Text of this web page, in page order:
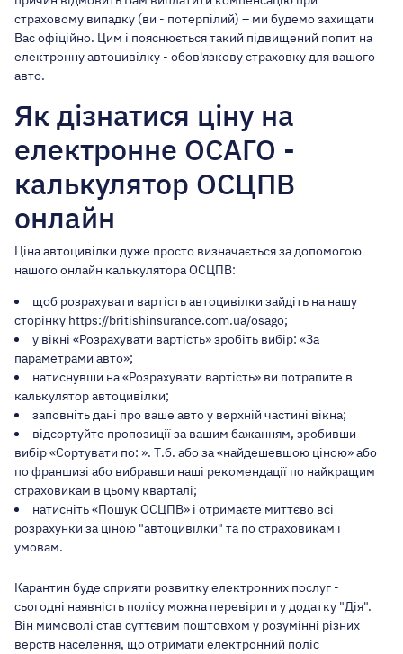
страховому випадку (ви - потерпілий) – ми будемо захищати
Вас офіційно. Цим і пояснюється такий підвищений попит на
електронну автоцивілку - обов'язкову страховку для вашого
авто.
Як дізнатися ціну на
електронне ОСАГО -
калькулятор ОСЦПВ
онлайн
Ціна автоцивілки дуже просто визначається за допомогою
нашого онлайн калькулятора ОСЦПВ:
щоб розрахувати вартість автоцивілки зайдіть на нашу
сторінку https://britishinsurance.com.ua/osago;
у вікні «Розрахувати вартість» зробіть вибір: «За
параметрами авто»;
натиснувши на «Розрахувати вартість» ви потрапите в
калькулятор автоцивілки;
заповніть дані про ваше авто у верхній частині вікна;
відсортуйте пропозиції за вашим бажанням, зробивши
вибір «Сортувати по: ». Т.б. або за «найдешевшою ціною» або
по франшизі або вибравши наші рекомендації по найкращим
страховикам в цьому кварталі;
натисніть «Пошук ОСЦПВ» і отримаєте миттєво всі
розрахунки за ціною "автоцивілки" та по страховикам і
умовам.
Карантин буде сприяти розвитку електронних послуг -
сьогодні наявність полісу можна перевірити у додатку "Дія".
Він мимоволі став суттєвим поштовхом у розумінні різних
верств населення, що отримати електронний поліс